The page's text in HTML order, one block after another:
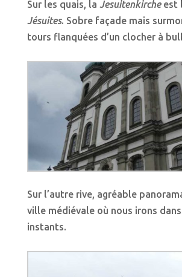
Sur les quais, la Jesuitenkircheest
Jésuites. Sobre façade mais
tours flanquées d’un clocher à
Sur l’autre rive, agréable
ville médiévale où nous irons
instants.